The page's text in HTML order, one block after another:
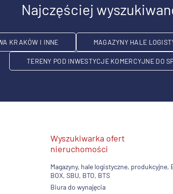
Najczęściej
KRAKÓW I INNE MAGAZYNY HALE
TERENY POD INWESTYCJE KOMERCYJNE DO
Wyszukiwarka ofert
nieruchomości
Magazyny, hale logistyczne, produkcyjne,
BOX, SBU, BTO, BTS
Biura do wynajęcia